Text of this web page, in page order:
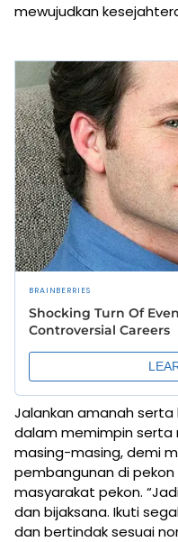
mewujudkan
Jalankan amanah serta
dalam memimpin serta
masing-masing, demi
pembangunan di
masyarakat pekon.
dan bijaksana. Ikuti
dan bertindak sesuai